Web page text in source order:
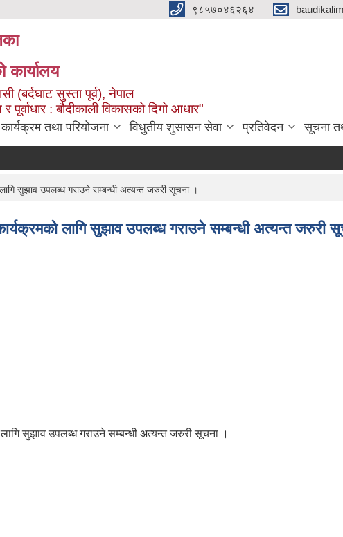
९८५७०४६२६४
कार्यालय
(बर्दघाट सुस्ता पूर्व), नेपाल
पूर्वाधार : बौदीकाली विकासको दिगो आधार"
कार्यक्रम तथा परियोजना विधुतीय शुसासन सेवा प्रतिवेदन सूचना
सुझाव उपलब्ध गराउने सम्बन्धी अत्यन्त जरुरी सूचना ।
लागि सुझाव उपलब्ध गराउने सम्बन्धी अत्यन्त जरुरी
सुझाव उपलब्ध गराउने सम्बन्धी अत्यन्त जरुरी सूचना ।